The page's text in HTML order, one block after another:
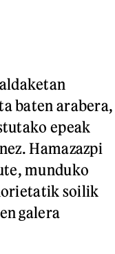
baten arabera,
epeak
Hamazazpi
munduko
soilik
galera